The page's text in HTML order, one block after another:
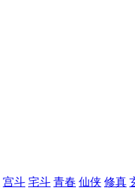
宫斗 宅斗 青春 仙侠 修真